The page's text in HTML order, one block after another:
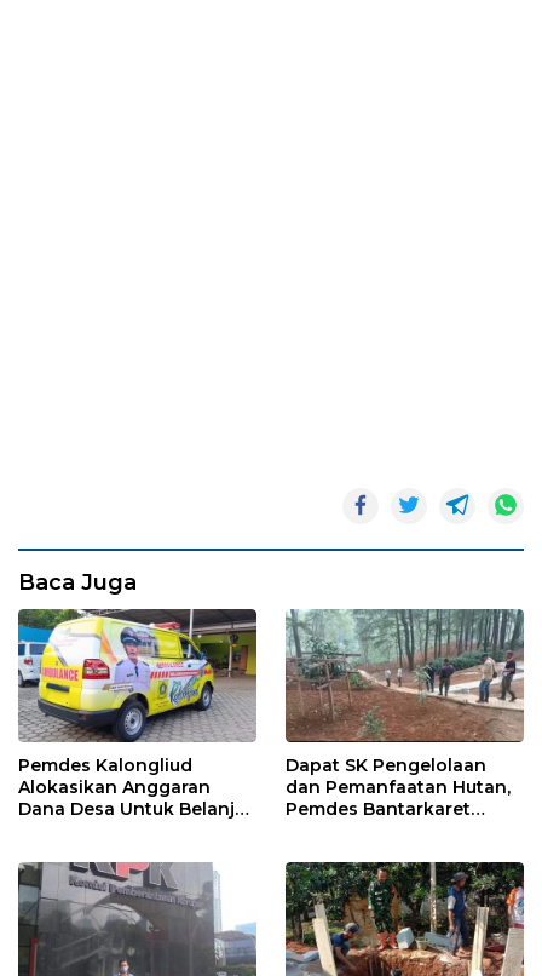
Baca Juga
Pemdes Kalongliud
Alokasikan Anggaran
Dana Desa Untuk Belanja
Dapat SK Pengelolaan
dan Pemanfaatan Hutan,
Pemdes Bantarkaret